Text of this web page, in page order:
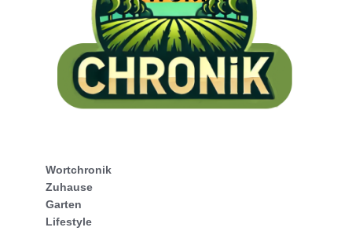
Wortchronik
Zuhause
Garten
Lifestyle